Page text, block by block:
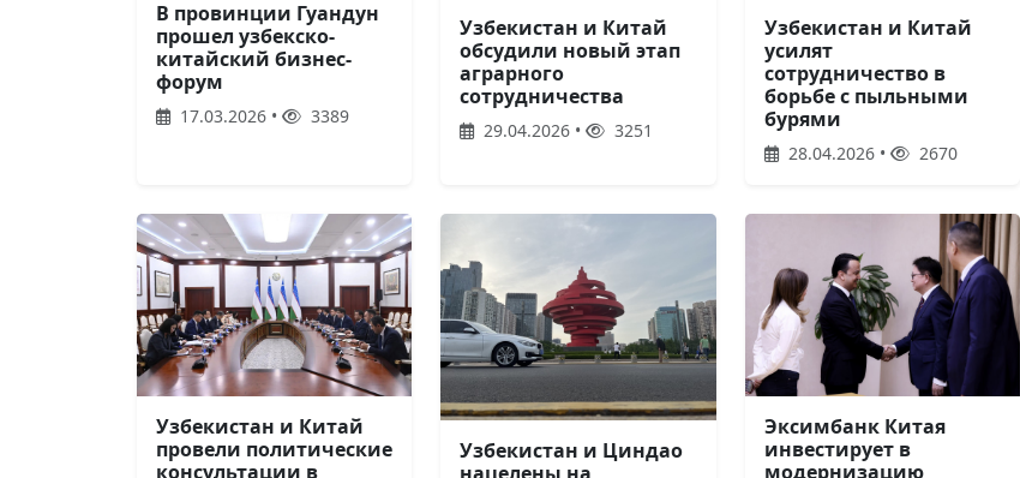
В провинции Гуандун
прошел узбекско-
китайский бизнес-
форум
17.03.2026 • 3389
Узбекистан и Китай
обсудили новый этап
аграрного
сотрудничества
29.04.2026 • 3251
Узбекистан и Китай
усилят
сотрудничество в
борьбе с пыльными
бурями
28.04.2026 • 2670
Узбекистан и Китай
провели политические
консультации в
Узбекистан и Циндао
Эксимбанк Китая
инвестирует в
модернизацию